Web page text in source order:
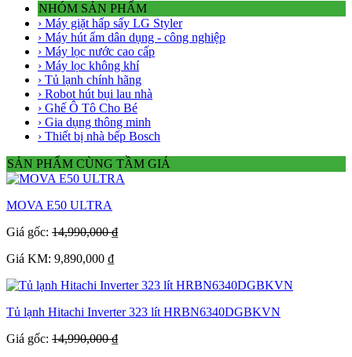
NHÓM SẢN PHẨM
› Máy giặt hấp sấy LG Styler
› Máy hút ẩm dân dụng - công nghiệp
› Máy lọc nước cao cấp
› Máy lọc không khí
› Tủ lạnh chính hãng
› Robot hút bụi lau nhà
› Ghế Ô Tô Cho Bé
› Gia dụng thông minh
› Thiết bị nhà bếp Bosch
SẢN PHẨM CÙNG TẦM GIÁ
MOVA E50 ULTRA
Giá gốc: 14,990,000 ₫
Giá KM: 9,890,000 ₫
Tủ lạnh Hitachi Inverter 323 lít HRBN6340DGBKVN
Giá gốc: 14,990,000 ₫